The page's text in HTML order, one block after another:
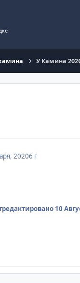
У Камина
20206 г
10